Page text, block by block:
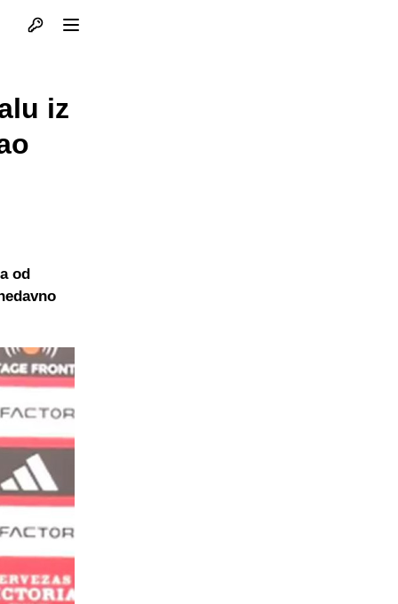
Otvori profil
iz
od